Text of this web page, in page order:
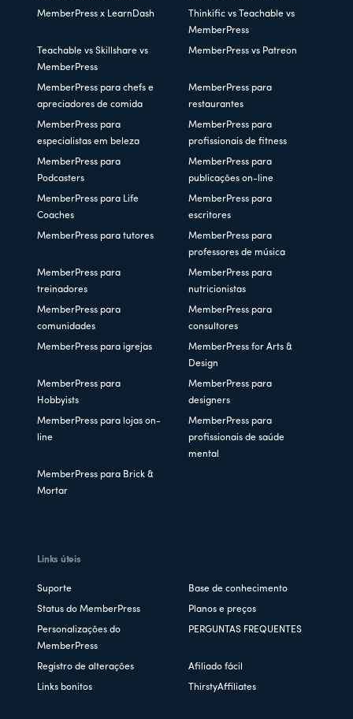
MemberPress x LearnDash
Thinkific vs Teachable vs
MemberPress
Teachable vs Skillshare vs
MemberPress
MemberPress vs Patreon
MemberPress para chefs e
apreciadores de comida
MemberPress para
restaurantes
MemberPress para
especialistas em beleza
MemberPress para
profissionais de fitness
MemberPress para
Podcasters
MemberPress para
publicações on-line
MemberPress para Life
Coaches
MemberPress para
escritores
MemberPress para tutores
MemberPress para
professores de música
MemberPress para
treinadores
MemberPress para
nutricionistas
MemberPress para
comunidades
MemberPress para
consultores
MemberPress para igrejas
MemberPress for Arts &
Design
MemberPress para
Hobbyists
MemberPress para
designers
MemberPress para lojas on-
line
MemberPress para
profissionais de saúde
mental
MemberPress para Brick &
Mortar
Links úteis
Suporte Base de conhecimento
Status do MemberPress Planos e preços
Personalizações do
MemberPress
PERGUNTAS FREQUENTES
Registro de alterações Afiliado fácil
Links bonitos ThirstyAffiliates